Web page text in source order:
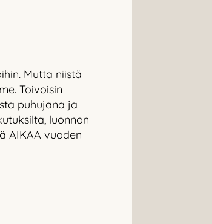
Mutta niistä
Toivoisin
puhujana ja
luonnon
AIKAA vuoden